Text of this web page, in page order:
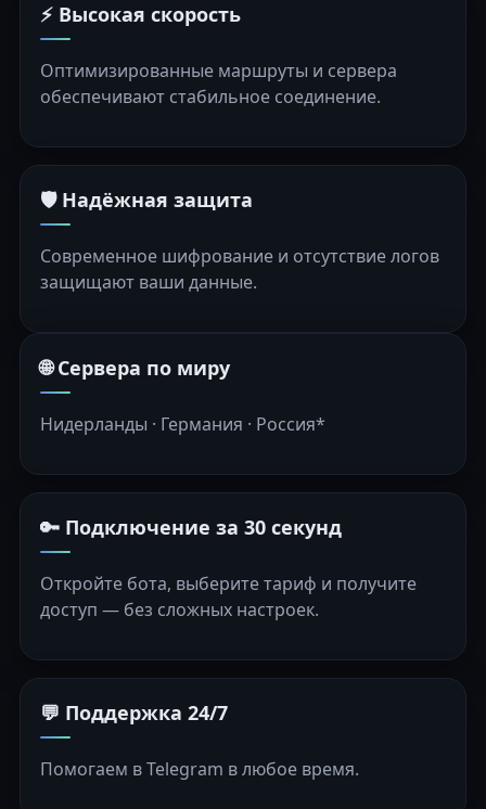
⚡ Высокая скорость
Оптимизированные маршруты и сервера
обеспечивают стабильное соединение.
🛡️ Надёжная защита
Современное шифрование и отсутствие логов
защищают ваши данные.
🌐 Сервера по миру
Нидерланды · Германия · Россия*
🔑 Подключение за 30 секунд
Откройте бота, выберите тариф и получите
доступ — без сложных настроек.
💬 Поддержка 24/7
Помогаем в Telegram в любое время.